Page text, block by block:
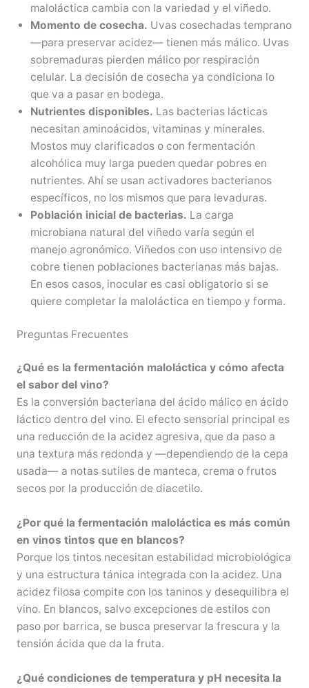
maloláctica cambia con la variedad y el viñedo.
Momento de cosecha. Uvas cosechadas temprano
—para preservar acidez— tienen más málico. Uvas
sobremaduras pierden málico por respiración
celular. La decisión de cosecha ya condiciona lo
que va a pasar en bodega.
Nutrientes disponibles. Las bacterias lácticas
necesitan aminoácidos, vitaminas y minerales.
Mostos muy clarificados o con fermentación
alcohólica muy larga pueden quedar pobres en
nutrientes. Ahí se usan activadores bacterianos
específicos, no los mismos que para levaduras.
Población inicial de bacterias. La carga
microbiana natural del viñedo varía según el
manejo agronómico. Viñedos con uso intensivo de
cobre tienen poblaciones bacterianas más bajas.
En esos casos, inocular es casi obligatorio si se
quiere completar la maloláctica en tiempo y forma.
Preguntas Frecuentes
¿Qué es la fermentación maloláctica y cómo afecta
el sabor del vino?
Es la conversión bacteriana del ácido málico en ácido
láctico dentro del vino. El efecto sensorial principal es
una reducción de la acidez agresiva, que da paso a
una textura más redonda y —dependiendo de la cepa
usada— a notas sutiles de manteca, crema o frutos
secos por la producción de diacetilo.
¿Por qué la fermentación maloláctica es más común
en vinos tintos que en blancos?
Porque los tintos necesitan estabilidad microbiológica
y una estructura tánica integrada con la acidez. Una
acidez filosa compite con los taninos y desequilibra el
vino. En blancos, salvo excepciones de estilos con
paso por barrica, se busca preservar la frescura y la
tensión ácida que da la fruta.
¿Qué condiciones de temperatura y pH necesita la